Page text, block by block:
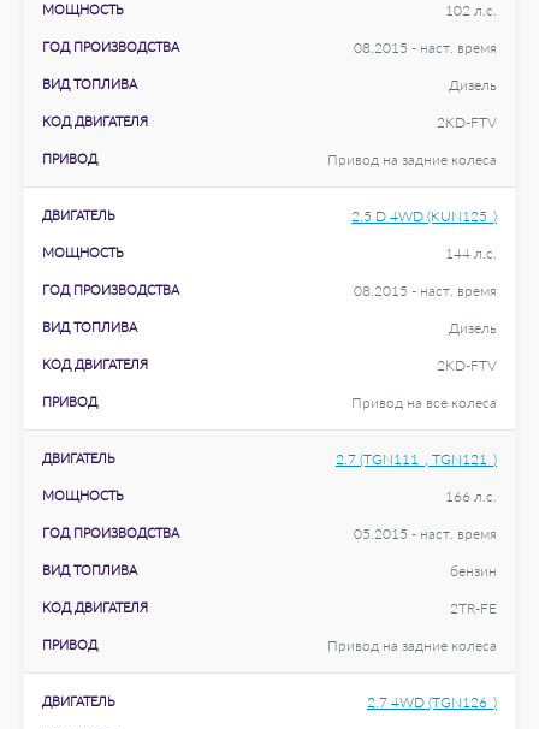
МОЩНОСТЬ 102 л.с.
ГОД ПРОИЗВОДСТВА 08.2015 - наст. время
ВИД ТОПЛИВА Дизель
КОД ДВИГАТЕЛЯ 2KD-FTV
ПРИВОД Привод на задние колеса
ДВИГАТЕЛЬ 2.5 D 4WD (KUN125_)
МОЩНОСТЬ 144 л.с.
ГОД ПРОИЗВОДСТВА 08.2015 - наст. время
ВИД ТОПЛИВА Дизель
КОД ДВИГАТЕЛЯ 2KD-FTV
ПРИВОД Привод на все колеса
ДВИГАТЕЛЬ 2.7 (TGN111_, TGN121_)
МОЩНОСТЬ 166 л.с.
ГОД ПРОИЗВОДСТВА 05.2015 - наст. время
ВИД ТОПЛИВА бензин
КОД ДВИГАТЕЛЯ 2TR-FE
ПРИВОД Привод на задние колеса
ДВИГАТЕЛЬ 2.7 4WD (TGN126_)